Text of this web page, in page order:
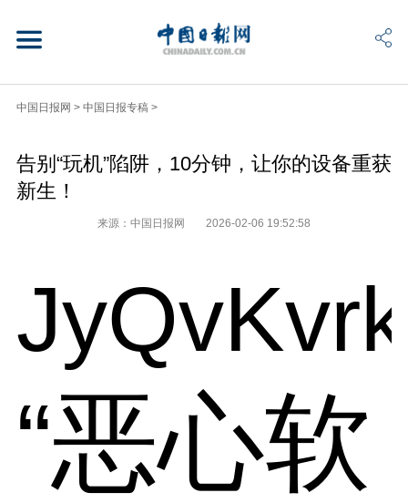
中国日报网 > 中国日报专稿 >
告别“玩机”陷阱，10分钟，让你的设备重获
新生！
来源：中国日报网 2026-02-06 19:52:58
“恶心软